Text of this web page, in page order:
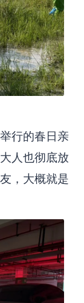
行的春日亲
人也彻底放
，大概就是